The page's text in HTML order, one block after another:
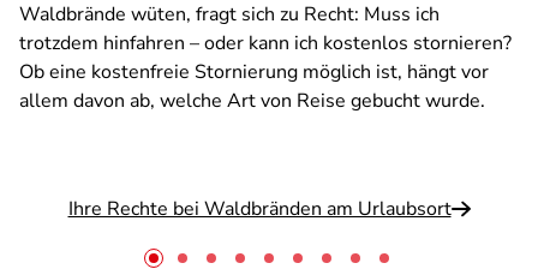
Waldbrände wüten, fragt sich zu Recht: Muss ich
trotzdem hinfahren – oder kann ich kostenlos stornieren?
Ob eine kostenfreie Stornierung möglich ist, hängt vor
allem davon ab, welche Art von Reise gebucht wurde.
Ihre Rechte bei Waldbränden am Urlaubsort